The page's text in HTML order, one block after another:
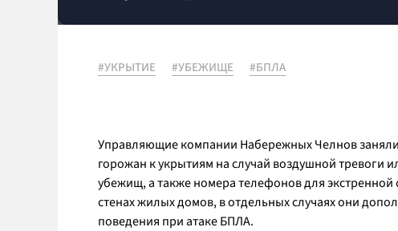
#УКРЫТИЕ #УБЕЖИЩЕ #БПЛА
Управляющие компании Набережных Челнов
горожан к укрытиям на случай воздушной тревоги
убежищ, а также номера телефонов для
стенах жилых домов, в отдельных случаях они
поведения при атаке БПЛА.